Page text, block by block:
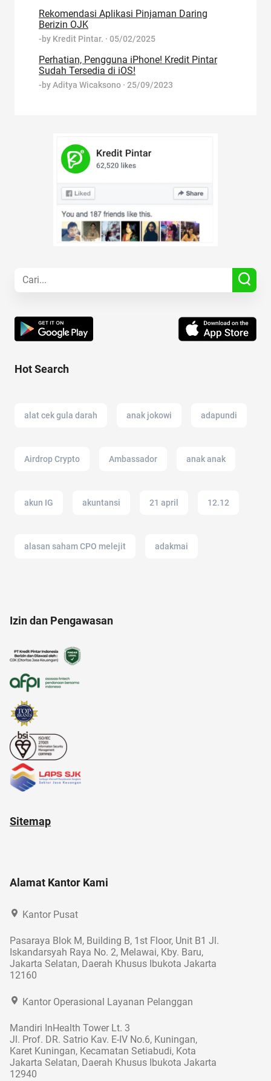
Rekomendasi Aplikasi Pinjaman Daring
Berizin OJK
-by Kredit Pintar. · 05/02/2025
Perhatian, Pengguna iPhone! Kredit Pintar
Sudah Tersedia di iOS!
-byAditya Wicaksono · 25/09/2023
Hot Search
alat cek gula darah anak jokowi adapundi
Airdrop Crypto Ambassador anak anak
akun IG akuntansi 21 april 12.12
alasan saham CPO melejit adakmai
altcoin
Izin dan Pengawasan
Sitemap
Alamat Kantor Kami
Kantor Pusat
Pasaraya Blok M, Building B, 1st Floor, Unit B1 Jl.
Iskandarsyah Raya No. 2, Melawai, Kby. Baru,
Jakarta Selatan, Daerah Khusus Ibukota Jakarta
12160
Kantor Operasional Layanan Pelanggan
Mandiri InHealth Tower Lt. 3
Jl. Prof. DR. Satrio Kav. E-IV No.6, Kuningan,
Karet Kuningan, Kecamatan Setiabudi, Kota
Jakarta Selatan, Daerah Khusus Ibukota Jakarta
12940